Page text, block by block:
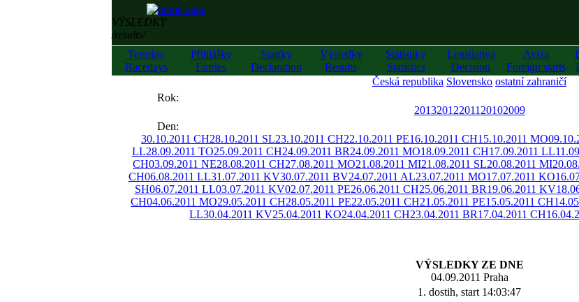
VÝSLEDKY
/results/
Termíny
Racedays
Přihlášky
Entries
Startky
Declaration
Výsledky
Results
Statistiky
Statistics
Legislativa
Decision
Avíza
Foreign starts
Česká republika Slovensko ostatní zahraničí
Rok:
201320122011 20102009
Den:
30.10.2011 CH28.10.2011 SL23.10.2011 CH22.10.2011 PE16.10.2011 CH15.10.2011 MO
LL28.09.2011 TO25.09.2011 CH24.09.2011 BR24.09.2011 MO18.09.2011 CH17.09.2011 LL
CH03.09.2011 NE28.08.2011 CH27.08.2011 MO21.08.2011 MI21.08.2011 SL20.08.2011 MI
CH06.08.2011 LL31.07.2011 KV30.07.2011 BV24.07.2011 AL23.07.2011 MO17.07.2011 KO
SH06.07.2011 LL03.07.2011 KV02.07.2011 PE26.06.2011 CH25.06.2011 BR19.06.2011 KV
CH04.06.2011 MO29.05.2011 CH28.05.2011 PE22.05.2011 CH21.05.2011 PE15.05.2011 CH
LL30.04.2011 KV25.04.2011 KO24.04.2011 CH23.04.2011 BR17.04.2011 CH
VÝSLEDKY ZE DNE
04.09.2011 Praha
1. dostih, start 14:03:47